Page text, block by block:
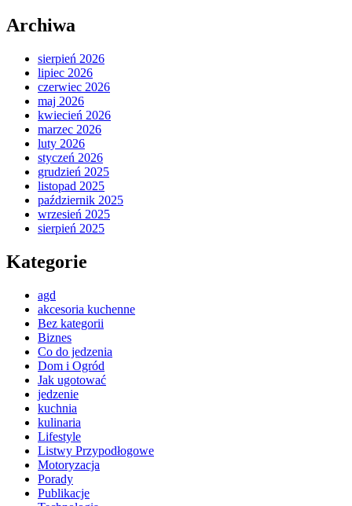
Archiwa
sierpień 2026
lipiec 2026
czerwiec 2026
maj 2026
kwiecień 2026
marzec 2026
luty 2026
styczeń 2026
grudzień 2025
listopad 2025
październik 2025
wrzesień 2025
sierpień 2025
Kategorie
agd
akcesoria kuchenne
Bez kategorii
Biznes
Co do jedzenia
Dom i Ogród
Jak ugotować
jedzenie
kuchnia
kulinaria
Lifestyle
Listwy Przypodłogowe
Motoryzacja
Porady
Publikacje